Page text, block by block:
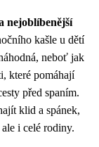
nejoblíbenější
kašle u dětí
neboť jak
které pomáhají
před spaním.
klid a spánek,
i celé rodiny.